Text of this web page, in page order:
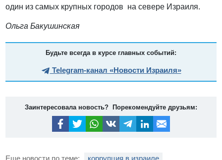
один из самых крупных городов на севере Израиля.
Ольга Бакушинская
Будьте всегда в курсе главных событий:
Telegram-канал «Новости Израиля»
Заинтересовала новость? Порекомендуйте друзьям:
Еще новости по теме:
коррупция в израиле